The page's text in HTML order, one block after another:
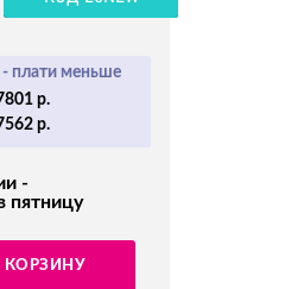
плати меньше
р.
р.
-
пятницу
КОРЗИНУ